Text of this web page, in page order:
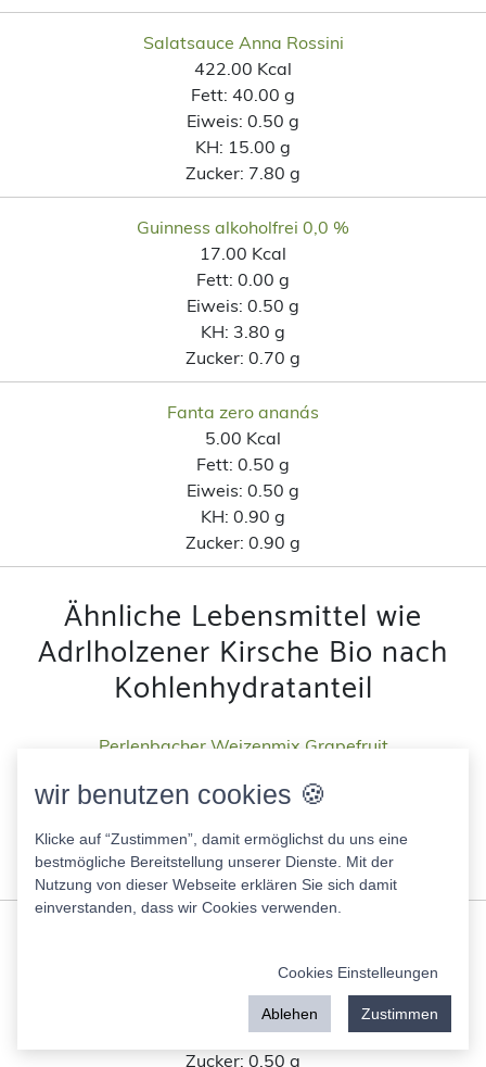
Salatsauce Anna Rossini
422.00 Kcal
Fett: 40.00 g
Eiweis: 0.50 g
KH: 15.00 g
Zucker: 7.80 g
Guinness alkoholfrei 0,0 %
17.00 Kcal
Fett: 0.00 g
Eiweis: 0.50 g
KH: 3.80 g
Zucker: 0.70 g
Fanta zero ananás
5.00 Kcal
Fett: 0.50 g
Eiweis: 0.50 g
KH: 0.90 g
Zucker: 0.90 g
Ähnliche Lebensmittel wie
Adrlholzener Kirsche Bio nach
Kohlenhydratanteil
Perlenbacher Weizenmix Grapefruit
Fett:0.00 g
KH:6.50 g
Zucker:
5.50 g
0.00 g
0.50 g
2.50 g
Zucker: 0.50 g
wir benutzen cookies 🍪
Klicke auf “Zustimmen”, damit ermöglichst du uns eine
bestmögliche Bereitstellung unserer Dienste. Mit der
Nutzung von dieser Webseite erklären Sie sich damit
einverstanden, dass wir Cookies verwenden.
Cookies Einstelleungen
Ablehen Zustimmen